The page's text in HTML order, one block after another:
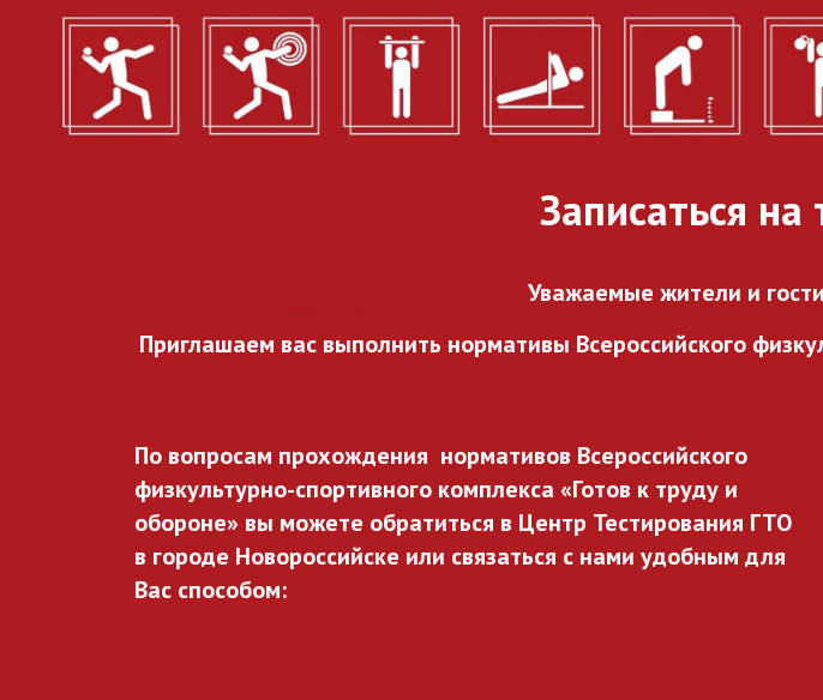
27.07.2026
Записаться на
Уважаемые жители и
Приглашаем вас выполнить нормативы Всероссийского
По вопросам прохождения нормативов Всероссийского
физкультурно-спортивного комплекса «Готов к труду и
обороне» вы можете обратиться в Центр Тестирования ГТО
в городе Новороссийске или связаться с нами удобным для
Вас способом: